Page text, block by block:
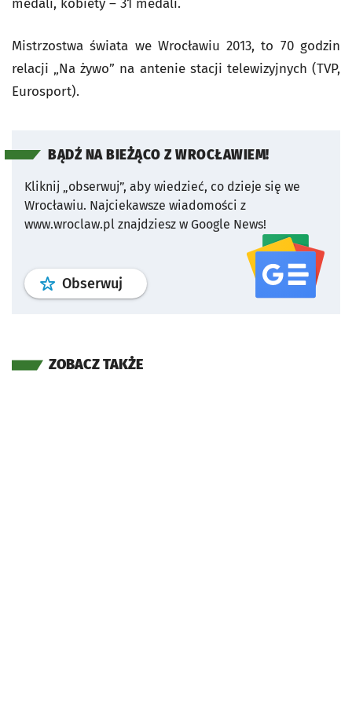
medali, kobiety – 31 medali.
Mistrzostwa świata we Wrocławiu 2013, to 70 godzin
relacji „Na żywo” na antenie stacji telewizyjnych (TVP,
Eurosport).
BĄDŹ NA BIEŻĄCO Z WROCŁAWIEM!
Kliknij „obserwuj”, aby wiedzieć, co dzieje się we
Wrocławiu. Najciekawsze wiadomości z
www.wroclaw.pl znajdziesz w Google News!
Obserwuj profil serwisu
ZOBACZ TAKŻE